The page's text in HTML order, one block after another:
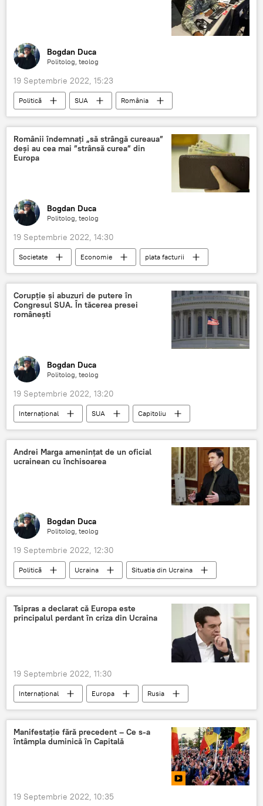
Bogdan Duca
Politolog, teolog
19 Septembrie 2022, 15:23
Politică SUA
România
Atac cibernetic
Românii îndemnați „să strângă cureaua”
deși au cea mai ”strânsă curea” din
Europa
Bogdan Duca
Politolog, teolog
19 Septembrie 2022, 14:30
Societate Economie
plata facturii
România
Corupție și abuzuri de putere în
Congresul SUA. În tăcerea presei
românești
Bogdan Duca
Politolog, teolog
19 Septembrie 2022, 13:20
Internaţional SUA
Capitoliu
Congresul SUA
Andrei Marga amenințat de un oficial
ucrainean cu închisoarea
Bogdan Duca
Politolog, teolog
19 Septembrie 2022, 12:30
Politică Ucraina
Situatia din Ucraina
Statul Român
România
Tsipras a declarat că Europa este
principalul perdant în criza din Ucraina
19 Septembrie 2022, 11:30
Internaţional Europa
Rusia
SUA
Ucraina
Operațiune militară
Geopolitica
Manifestație fără precedent – Ce s-a
întâmpla duminică în Capitală
19 Septembrie 2022, 10:35